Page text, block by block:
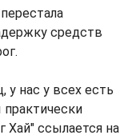
средств
нас у всех есть
ссылается на